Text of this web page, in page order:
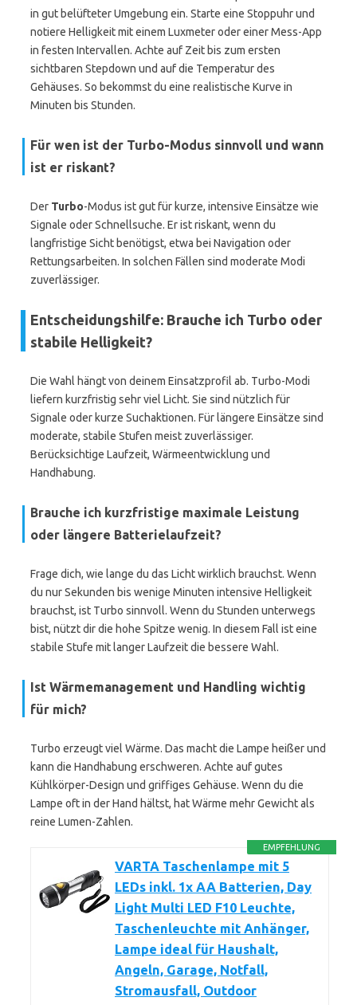
in gut belüfteter Umgebung ein. Starte eine Stoppuhr und
notiere Helligkeit mit einem Luxmeter oder einer Mess-App
in festen Intervallen. Achte auf Zeit bis zum ersten
sichtbaren Stepdown und auf die Temperatur des
Gehäuses. So bekommst du eine realistische Kurve in
Minuten bis Stunden.
Für wen ist der Turbo-Modus sinnvoll und wann
ist er riskant?
Der Turbo-Modus ist gut für kurze, intensive Einsätze wie
Signale oder Schnellsuche. Er ist riskant, wenn du
langfristige Sicht benötigst, etwa bei Navigation oder
Rettungsarbeiten. In solchen Fällen sind moderate Modi
zuverlässiger.
Entscheidungshilfe: Brauche ich Turbo oder
stabile Helligkeit?
Die Wahl hängt von deinem Einsatzprofil ab. Turbo-Modi
liefern kurzfristig sehr viel Licht. Sie sind nützlich für
Signale oder kurze Suchaktionen. Für längere Einsätze sind
moderate, stabile Stufen meist zuverlässiger.
Berücksichtige Laufzeit, Wärmeentwicklung und
Handhabung.
Brauche ich kurzfristige maximale Leistung
oder längere Batterielaufzeit?
Frage dich, wie lange du das Licht wirklich brauchst. Wenn
du nur Sekunden bis wenige Minuten intensive Helligkeit
brauchst, ist Turbo sinnvoll. Wenn du Stunden unterwegs
bist, nützt dir die hohe Spitze wenig. In diesem Fall ist eine
stabile Stufe mit langer Laufzeit die bessere Wahl.
Ist Wärmemanagement und Handling wichtig
für mich?
Turbo erzeugt viel Wärme. Das macht die Lampe heißer und
kann die Handhabung erschweren. Achte auf gutes
Kühlkörper-Design und griffiges Gehäuse. Wenn du die
Lampe oft in der Hand hältst, hat Wärme mehr Gewicht als
reine Lumen-Zahlen.
EMPFEHLUNG
VARTA Taschenlampe mit 5
LEDs inkl. 1x AA Batterien, Day
Light Multi LED F10 Leuchte,
Taschenleuchte mit Anhänger,
Lampe ideal für Haushalt,
Angeln, Garage, Notfall,
Stromausfall, Outdoor